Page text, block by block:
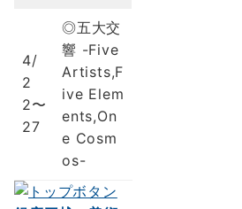
4/
2
2〜
27
◎五大交
響 -Five
Artists,F
ive Elem
ents,On
e Cosm
os-